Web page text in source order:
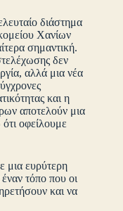
διάστημα
Χανίων
σημαντική.
δεν
αλλά μια νέα
και η
αποτελούν μια
οφείλουμε
μια ευρύτερη
τόπο που οι
και να